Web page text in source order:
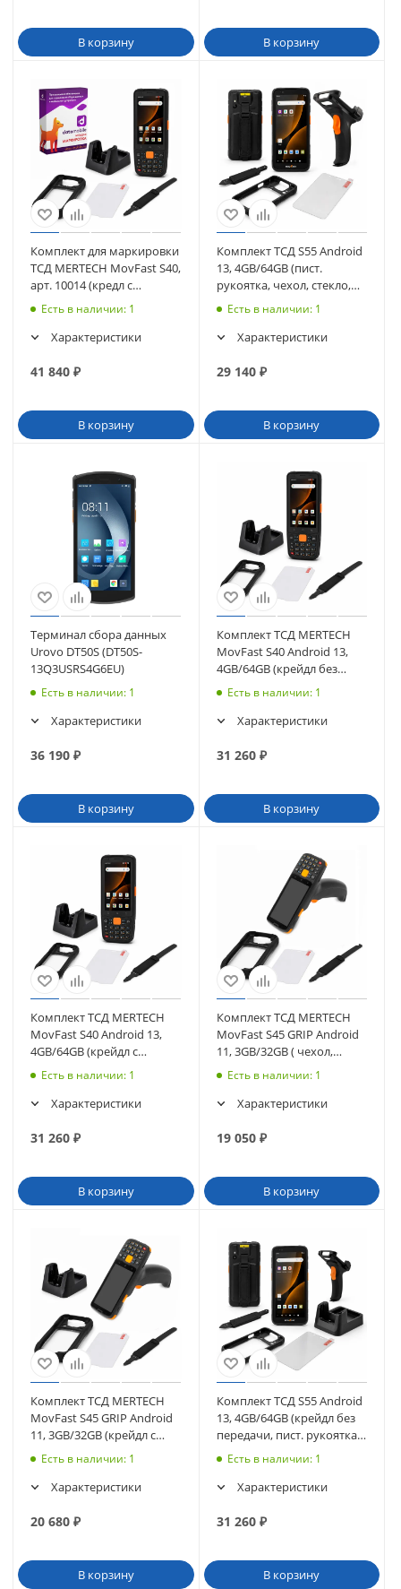
В корзину В корзину
Комплект для маркировки
ТСД MERTECH MovFast S40,
арт. 10014 (кредл с
передачей, чехол, стекло,
Есть в наличии: 1
Характеристики
41 840 ₽
В корзину
Комплект ТСД S55 Android
13, 4GB/64GB (пист.
рукоятка, чехол, стекло,
ремешок)
Есть в наличии: 1
Характеристики
29 140₽
В корзину
Терминал сбора данных
Urovo DT50S (DT50S-
13Q3USRS4G6EU)
Есть в наличии: 1
Характеристики
36 190 ₽
В корзину
Комплект ТСД MERTECH
MovFast S40 Android 13,
4GB/64GB (крейдл без
передачи, чехол, стекло,
Есть в наличии: 1
Характеристики
31 260₽
В корзину
Комплект ТСД MERTECH
MovFast S40 Android 13,
4GB/64GB (крейдл с
передачей, чехол, стекло,
Есть в наличии: 1
Характеристики
31 260 ₽
В корзину
Комплект ТСД MERTECH
MovFast S45 GRIP Android
11, 3GB/32GB ( чехол,
стекло, ремешок)
Есть в наличии: 1
Характеристики
19 050₽
В корзину
Комплект ТСД MERTECH
MovFast S45 GRIP Android
11, 3GB/32GB (крейдл с
перед., чехол, стекло,
Есть в наличии: 1
Характеристики
20 680 ₽
В корзину
Комплект ТСД S55 Android
13, 4GB/64GB (крейдл без
передачи, пист. рукоятка,
чехол, стекло, ремешок)
Есть в наличии: 1
Характеристики
31 260₽
В корзину